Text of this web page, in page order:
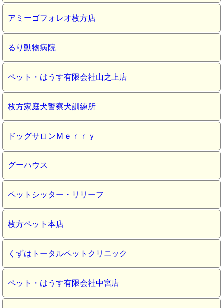
アミーゴフォレオ枚方店
るり動物病院
ペット・はうす有限会社山之上店
枚方家庭犬警察犬訓練所
ドッグサロンＭｅｒｒｙ
グーハウス
ペットシッター・リリーフ
枚方ペット本店
くずはトータルペットクリニック
ペット・はうす有限会社中宮店